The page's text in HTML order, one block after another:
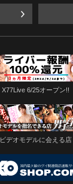
X77Live 6/25オープン!!
ビデオモデルに会える店